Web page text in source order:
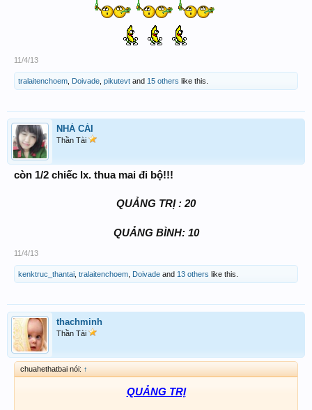
11/4/13
tralaitenchoem Doivade pikutevt and 15 others like this.
NHÀ CÁI
Thần Tài
còn 1/2 chiếc lx. thua mai đi bộ!!!
QUẢNG TRỊ : 20
QUẢNG BÌNH: 10​
11/4/13
kenktruc_thantai tralaitenchoem Doivade and 13 others like this.
thachminh
Thần Tài
chuahethatbai nói: ↑
QUẢNG TRỊ